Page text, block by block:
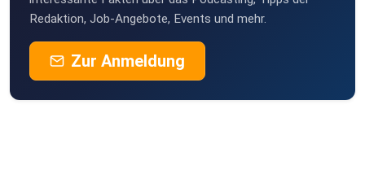
Redaktion, Job-Angebote, Events und mehr.
Zur Anmeldung